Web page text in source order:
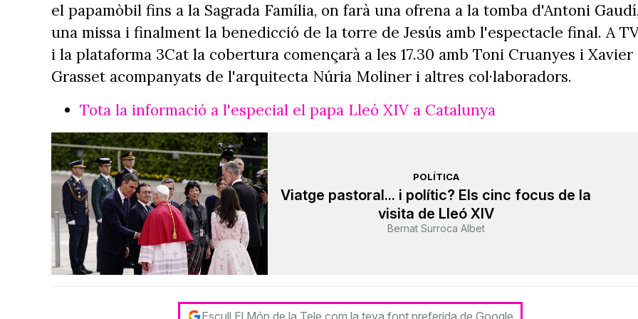
el papamòbil fins a la Sagrada Família, on farà una ofrena a la tomba d'Antoni
una missa i finalment la benedicció de la torre de Jesús amb l'espectacle final. A
i la plataforma 3Cat la cobertura començarà a les 17.30 amb Toni Cruanyes i Xavier
Grasset acompanyats de l'arquitecta Núria Moliner i altres col·laboradors.
Tota la informació a l'especial el papa Lleó XIV a Catalunya
POLÍTICA
Viatge pastoral... i polític? Els cinc focus de la
visita de Lleó XIV
Bernat Surroca Albet